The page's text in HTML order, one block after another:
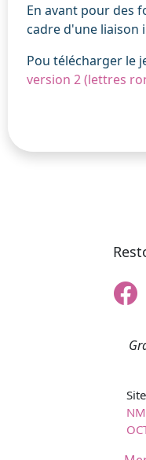
En avant pour des
cadre d'une liaison
Pou télécharger le
version 2 (lettres
NM